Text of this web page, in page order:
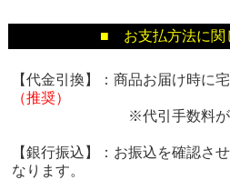
■ お支払方法に
【代金引換】：商品お届け時に
（推奨）
※代引手数料が別途必
【銀行振込】：お振込を確認さ
なります。